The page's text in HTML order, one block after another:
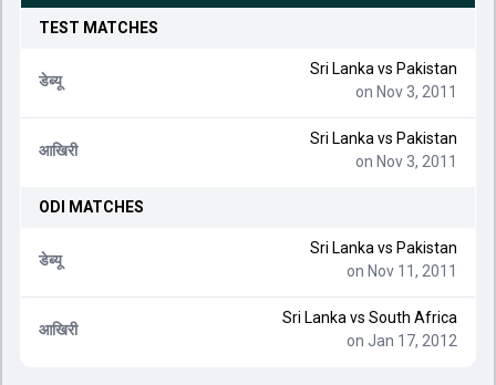
TEST MATCHES
डेब्यू
Sri Lanka vs Pakistan
on Nov 3, 2011
आखिरी
Sri Lanka vs Pakistan
on Nov 3, 2011
ODI MATCHES
डेब्यू
Sri Lanka vs Pakistan
on Nov 11, 2011
आखिरी
Sri Lanka vs South Africa
on Jan 17, 2012